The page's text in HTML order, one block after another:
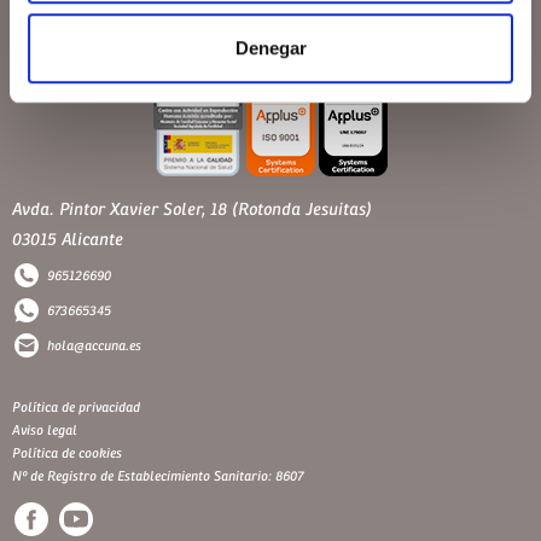
Denegar
Avda. Pintor Xavier Soler, 18 (Rotonda Jesuitas)
03015 Alicante
965126690
673665345
hola@accuna.es
Política de privacidad
Aviso legal
Política de cookies
Nº de Registro de Establecimiento Sanitario: 8607